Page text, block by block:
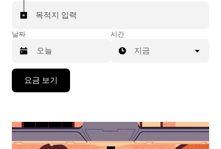
목적지 입력
날짜
작
시간
지금
요금 보기